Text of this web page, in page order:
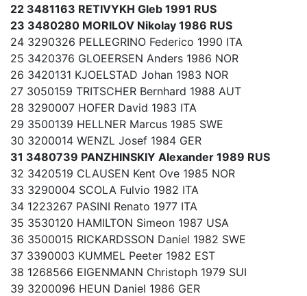
22 3481163 RETIVYKH Gleb 1991 RUS
23 3480280 MORILOV Nikolay 1986 RUS
24 3290326 PELLEGRINO Federico 1990 ITA
25 3420376 GLOEERSEN Anders 1986 NOR
26 3420131 KJOELSTAD Johan 1983 NOR
27 3050159 TRITSCHER Bernhard 1988 AUT
28 3290007 HOFER David 1983 ITA
29 3500139 HELLNER Marcus 1985 SWE
30 3200014 WENZL Josef 1984 GER
31 3480739 PANZHINSKIY Alexander 1989 RUS
32 3420519 CLAUSEN Kent Ove 1985 NOR
33 3290004 SCOLA Fulvio 1982 ITA
34 1223267 PASINI Renato 1977 ITA
35 3530120 HAMILTON Simeon 1987 USA
36 3500015 RICKARDSSON Daniel 1982 SWE
37 3390003 KUMMEL Peeter 1982 EST
38 1268566 EIGENMANN Christoph 1979 SUI
39 3200096 HEUN Daniel 1986 GER